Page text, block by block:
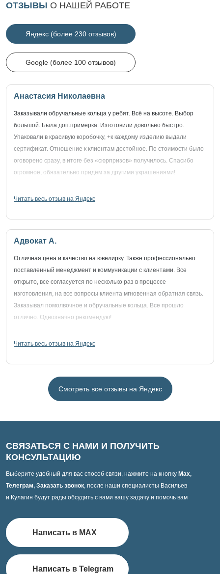
ОТЗЫВЫ О НАШЕЙ РАБОТЕ
Яндекс (более 230 отзывов)
Google (более 100 отзывов)
Анастасия Николаевна
Заказывали обручальные кольца у ребят. Всё на высоте. Выбор
большой. Была доп.примерка. Изготовили довольно быстро.
Упаковали в красивую коробочку, +к каждому изделию выдали
сертификат. Отношение к клиентам достойное. По стоимости было
оговорено сразу, в итоге без «сюрпризов» получилось. Спасибо
огромное, обязательно придём за другими украшениями!
Читать весь отзыв на Яндекс
Адвокат А.
Отличная цена и качество на ювелирку. Также профессионально
поставленный менеджмент и коммуникации с клиентами. Все
открыто, все согласуется по несколько раз в процессе
изготовления, на все вопросы клиента мгновенная обратная связь.
Заказывал помолвочное и обручальные кольца. Все прошло
отлично. Однозначно рекомендую!
Читать весь отзыв на Яндекс
Смотреть все отзывы на Яндекс
СВЯЗАТЬСЯ С НАМИ И ПОЛУЧИТЬ
КОНСУЛЬТАЦИЮ
Выберите удобный для вас способ связи, нажмите на кнопку Max,
Телеграм, Заказать звонок, после наши специалисты Васильев
и Кулагин будут рады обсудить с вами вашу задачу и помочь вам
Написать в MAX
Написать в Telegram